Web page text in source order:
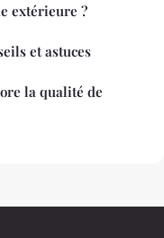
extérieure ?
et astuces
la qualité de